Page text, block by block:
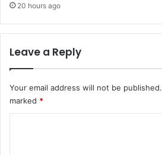
20 hours ago
Leave a Reply
Your email address will not be published.
marked *